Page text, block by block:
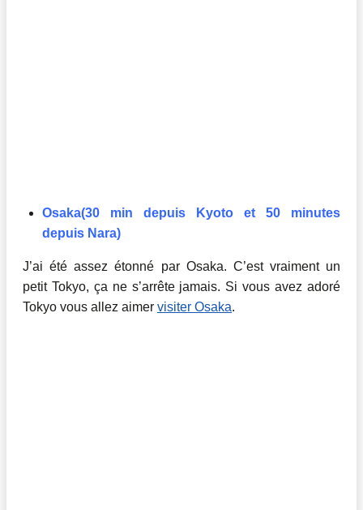
Osaka(30 min depuis Kyoto et 50 minutes
depuis Nara)
J’ai été assez étonné par Osaka. C’est vraiment un
petit Tokyo, ça ne s’arrête jamais. Si vous avez adoré
Tokyo vous allez aimer visiter Osaka.